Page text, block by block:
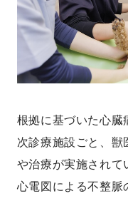
根拠に基づいた心臓
次診療施設ごと、獣
や治療が実施されて
心電図による不整脈